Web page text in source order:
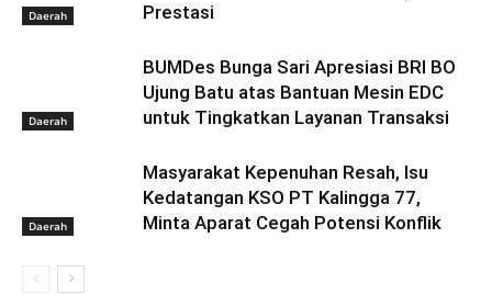
Daerah
Prestasi
Daerah
BUMDes Bunga Sari Apresiasi BRI BO
Ujung Batu atas Bantuan Mesin EDC
untuk Tingkatkan Layanan Transaksi
Daerah
Masyarakat Kepenuhan Resah, Isu
Kedatangan KSO PT Kalingga 77,
Minta Aparat Cegah Potensi Konflik